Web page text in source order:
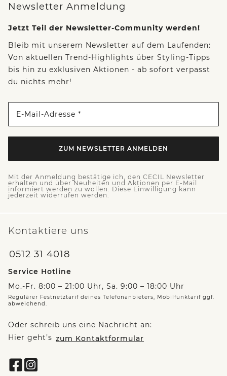
Newsletter Anmeldung
Jetzt Teil der Newsletter-Community werden!
Bleib mit unserem Newsletter auf dem Laufenden:
Von aktuellen Trend-Highlights über Styling-Tipps
bis hin zu exklusiven Aktionen - ab sofort verpasst
du nichts mehr!
E-Mail-Adresse *
ZUM NEWSLETTER ANMELDEN
Mit der Anmeldung bestätige ich, den CECIL Newsletter
erhalten und über Neuheiten und Aktionen per E-Mail
informiert werden zu wollen. Diese Einwilligung kann
jederzeit widerrufen werden.
Kontaktiere uns
0512 31 4018
Service Hotline
Mo.-Fr. 8:00 – 21:00 Uhr, Sa. 9:00 – 18:00 Uhr
Regulärer Festnetztarif deines Telefonanbieters, Mobilfunktarif ggf.
abweichend.
Oder schreib uns eine Nachricht an:
Hier geht’s zum Kontaktformular